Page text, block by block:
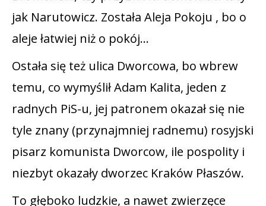
jak Narutowicz. Została Aleja Pokoju , bo o
aleje łatwiej niż o pokój…
Ostała się też ulica Dworcowa, bo wbrew
temu, co wymyślił Adam Kalita, jeden z
radnych PiS-u, jej patronem okazał się nie
tyle znany (przynajmniej radnemu) rosyjski
pisarz komunista Dworcow, ile pospolity i
niezbyt okazały dworzec Kraków Płaszów.
To głęboko ludzkie, a nawet zwierzęce